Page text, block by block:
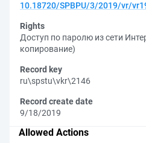
10.18720/SPBPU/3/2019/vr/
Rights
Доступ по паролю из сети
копирование)
Record key
ru\spstu\vkr\2146
Record create date
9/18/2019
Allowed Actions